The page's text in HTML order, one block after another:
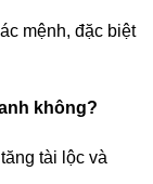
mệnh, đặc biệt
không?
tài lộc và